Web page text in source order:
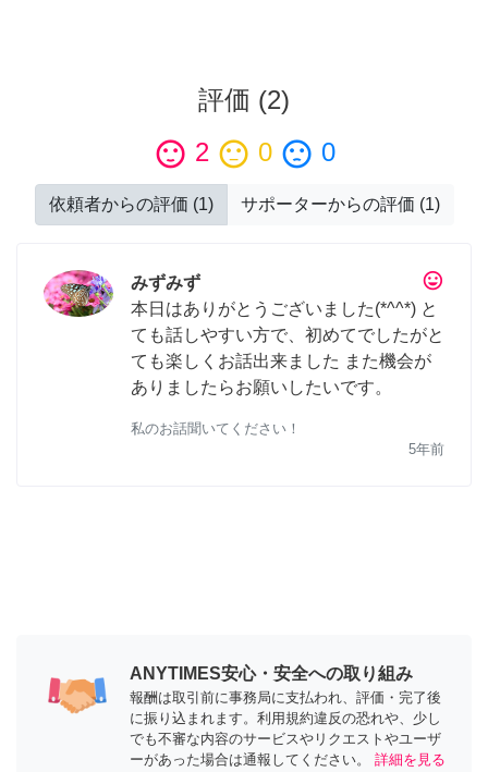
評価 (2)
sentiment_satisfied 2 sentiment_neutral 0 sentiment_dissatisfied 0
依頼者からの評価 (1) サポーターからの評価 (1)
tag_faces
みずみず
本日はありがとうございました(*^^*) と
ても話しやすい方で、初めてでしたがと
ても楽しくお話出来ました また機会が
ありましたらお願いしたいです。
私のお話聞いてください！
5年前
ANYTIMES安心・安全への取り組み
報酬は取引前に事務局に支払われ、評価・完了後
に振り込まれます。利用規約違反の恐れや、少し
でも不審な内容のサービスやリクエストやユーザ
ーがあった場合は通報してください。
詳細を見る